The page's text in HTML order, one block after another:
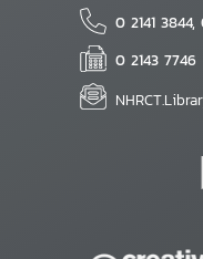
0 2141 3844,
0 2143 7746